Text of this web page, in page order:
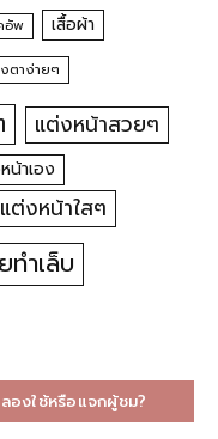
อัพ เสื้อผ้า
ตาง่ายๆ
แต่งหน้าสวยๆ
น้าเอง
แต่งหน้าใสๆ
ทำเล็บ
องใช้หรือแจกผู้ชม?